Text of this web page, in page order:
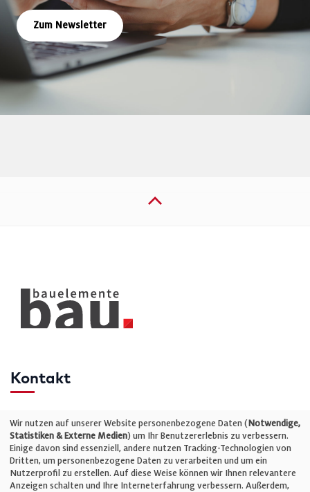
Zum Newsletter
Kontakt
Telefon: +49 (0)711 2585563-0
E-Mail:info@bauelemente-bau.eu
Unternehmen
Wir nutzen auf unserer Website personenbezogene Daten (Notwendige,
Statistiken & Externe Medien) um Ihr Benutzererlebnis zu verbessern.
Einige davon sind essenziell, andere nutzen Tracking-Technologien von
Dritten, um personenbezogene Daten zu verarbeiten und um ein
Nutzerprofil zu erstellen. Auf diese Weise können wir Ihnen relevantere
Anzeigen schalten und Ihre Interneterfahrung verbessern. Außerdem,